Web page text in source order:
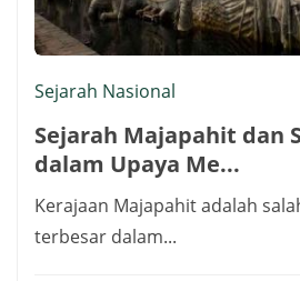
Sejarah Nasional
Sejarah Majapahit dan
dalam Upaya Me...
Kerajaan Majapahit adalah
terbesar dalam...